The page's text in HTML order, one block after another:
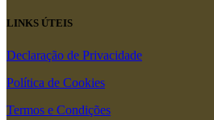
LINKS ÚTEIS
Declaração de Privacidade
Política de Cookies
Termos e Condições